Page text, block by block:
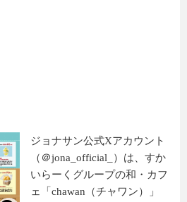
ジョナサン公式Xアカウント
（＠jona_official_）は、すか
いらーくグループの和・カフ
ェ「chawan（チャワン）」